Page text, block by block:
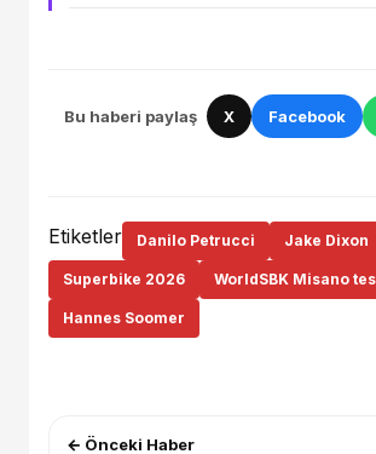
Bu haberi paylaş X Facebook
Etiketler Danilo Petrucci Jake Dixon
Superbike 2026 WorldSBK Misano
Hannes Soomer
← Önceki Haber